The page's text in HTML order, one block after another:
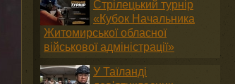
Стрілецький турнір
«Кубок Начальника
Житомирської обласної
військової адміністрації»
У Таїланді